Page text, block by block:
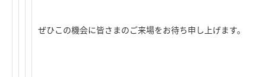
ぜひこの機会に皆さまのご来場をお待ち申し上げます。